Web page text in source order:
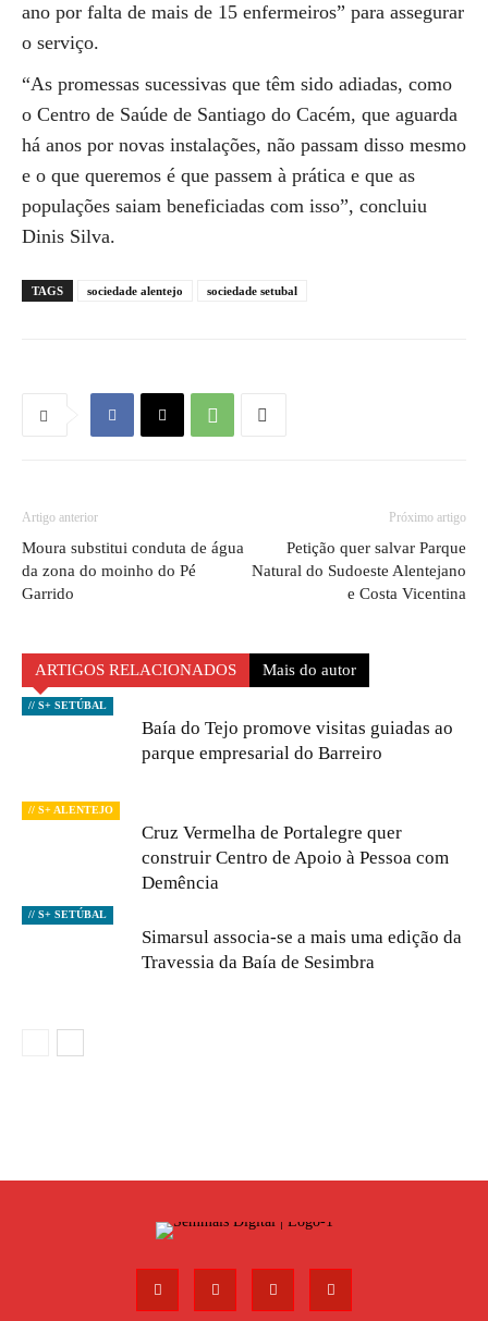
ano por falta de mais de 15 enfermeiros” para assegurar
o serviço.
“As promessas sucessivas que têm sido adiadas, como
o Centro de Saúde de Santiago do Cacém, que aguarda
há anos por novas instalações, não passam disso mesmo
e o que queremos é que passem à prática e que as
populações saiam beneficiadas com isso”, concluiu
Dinis Silva.
TAGS sociedade alentejo sociedade setubal
Artigo anterior
Moura substitui conduta de água
da zona do moinho do Pé
Garrido
Próximo artigo
Petição quer salvar Parque
Natural do Sudoeste Alentejano
e Costa Vicentina
ARTIGOS RELACIONADOS Mais do autor
// S+ SETÚBAL
Baía do Tejo promove visitas guiadas ao
parque empresarial do Barreiro
// S+ ALENTEJO
Cruz Vermelha de Portalegre quer
construir Centro de Apoio à Pessoa com
Demência
// S+ SETÚBAL
Simarsul associa-se a mais uma edição da
Travessia da Baía de Sesimbra